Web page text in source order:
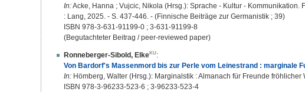
In:Acke, Hanna ; Vujcic, Nikola (Hrsg.): Sprache - Kultur - Kommunikation.
: Lang, 2025. - S. 437-446. - (Finnische Beiträge zur Germanistik ; 39)
ISBN 978-3-631-91199-0 ; 3-631-91199-8
(Begutachteter Beitrag / peer-reviewed paper)
Ronneberger-Sibold, Elke
:
Von Bardorf's Massenmord bis zur Perle vom Leinestrand : marginale
In: Hömberg, Walter (Hrsg.): Marginalstik : Almanach für Freunde
ISBN 978-3-96233-523-6 ; 3-96233-523-4